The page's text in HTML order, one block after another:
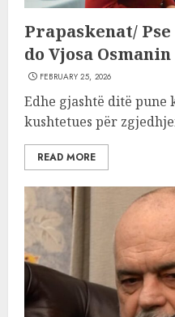
Prapaskenat/
do Vjosa
FEBRUARY 25, 2026
Edhe gjashtë ditë
kushtetues për
READ MORE